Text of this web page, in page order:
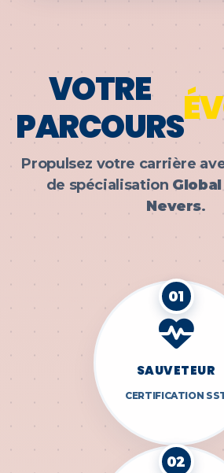
VOTRE
PARCOURS
Propulsez votre carrière
de spécialisation
Nevers.
01
SAUVETEUR
CERTIFICATION
02